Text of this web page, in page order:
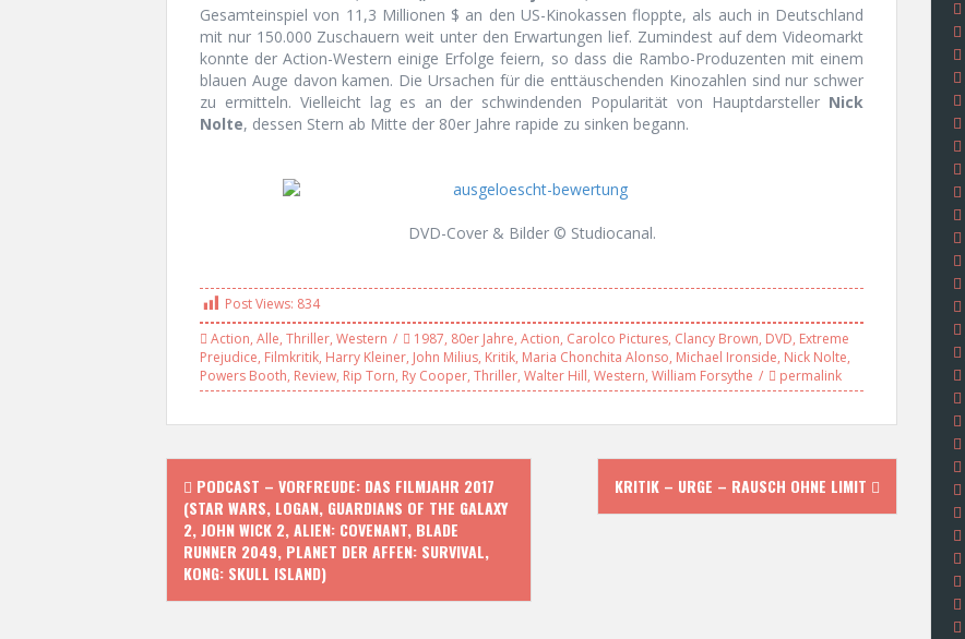
Gesamteinspiel von 11,3 Millionen $ an den US-Kinokassen floppte, als auch in Deutschland
mit nur 150.000 Zuschauern weit unter den Erwartungen lief. Zumindest auf dem Videomarkt
konnte der Action-Western einige Erfolge feiern, so dass die Rambo-Produzenten mit einem
blauen Auge davon kamen. Die Ursachen für die enttäuschenden Kinozahlen sind nur schwer
zu ermitteln. Vielleicht lag es an der schwindenden Popularität von Hauptdarsteller Nick
Nolte, dessen Stern ab Mitte der 80er Jahre rapide zu sinken begann.
DVD-Cover & Bilder © Studiocanal.
Post Views: 834
Action, Alle, Thriller, Western 1987, 80er Jahre, Action, Carolco Pictures, Clancy Brown, DVD, Extreme
Prejudice, Filmkritik, Harry Kleiner, John Milius, Kritik, Maria Chonchita Alonso, Michael Ironside, Nick Nolte,
Powers Booth, Review, Rip Torn, Ry Cooper, Thriller, Walter Hill, Western, William Forsythe permalink
P
s
PODCAST – VORFREUDE: DAS FILMJAHR 2017
(STAR WARS, LOGAN, GUARDIANS OF THE GALAXY
2, JOHN WICK 2, ALIEN: COVENANT, BLADE
RUNNER 2049, PLANET DER AFFEN: SURVIVAL,
KONG: SKULL ISLAND)
KRITIK – URGE – RAUSCH OHNE LIMIT